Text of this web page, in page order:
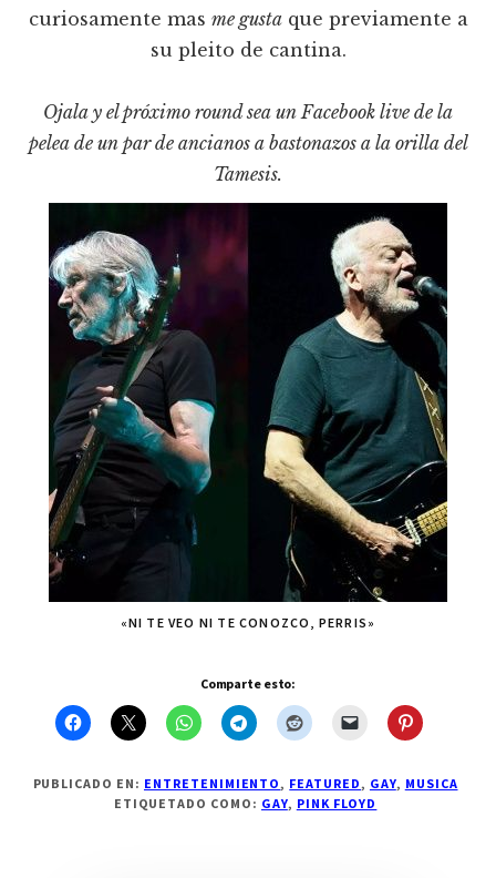
curiosamente mas me gustaque previamente a
su pleito de cantina.
Ojala y el próximo round sea un Facebook live de la
pelea de un par de ancianos a bastonazos a la orilla del
Tamesis.
«NI TE VEO NI TE CONOZCO, PERRIS»
Comparte esto:
PUBLICADO EN: ENTRETENIMIENTO , FEATURED , GAY, MUSICA
ETIQUETADO COMO: GAY, PINK FLOYD